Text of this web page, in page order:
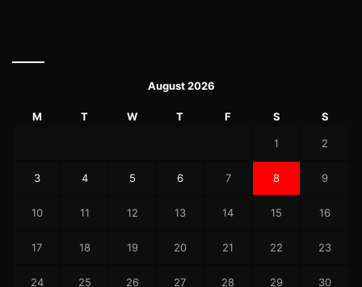
August 2026
M T W T F S S
1 2
3 4 5 6 7 8 9
10 11 12 13 14 15 16
17 18 19 20 21 22 23
24 25 26 27 28 29 30